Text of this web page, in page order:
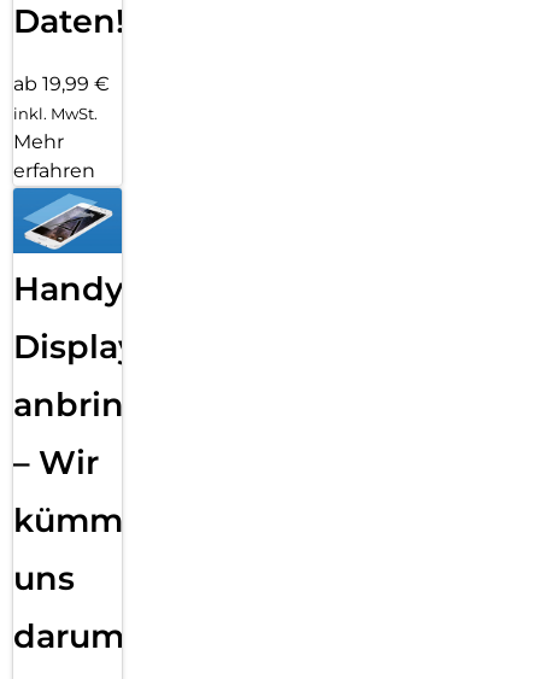
Daten!
ab 19,99 €
inkl. MwSt.
Mehr
erfahren
Handy
Displayfolie
anbringen
– Wir
kümmern
uns
darum!